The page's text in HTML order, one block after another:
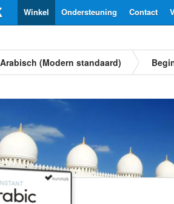
Contact
Ondersteuning
Winkel
(Modern standaard)